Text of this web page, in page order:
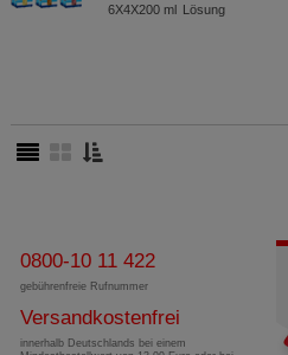
6X4X200 ml Lösung
0800-10 11 422
gebührenfreie Rufnummer
Versandkostenfrei
innerhalb Deutschlands bei einem